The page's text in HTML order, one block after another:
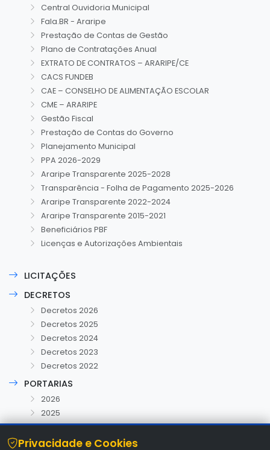
Central Ouvidoria Municipal
Fala.BR - Araripe
Prestação de Contas de Gestão
Plano de Contratações Anual
EXTRATO DE CONTRATOS – ARARIPE/CE
CACS FUNDEB
CAE – CONSELHO DE ALIMENTAÇÃO ESCOLAR
CME – ARARIPE
Gestão Fiscal
Prestação de Contas do Governo
Planejamento Municipal
PPA 2026-2029
Araripe Transparente 2025-2028
Transparência - Folha de Pagamento 2025-2026
Araripe Transparente 2022-2024
Araripe Transparente 2015-2021
Beneficiários PBF
Licenças e Autorizações Ambientais
LICITAÇÕES
DECRETOS
Decretos 2026
Decretos 2025
Decretos 2024
Decretos 2023
Decretos 2022
PORTARIAS
2026
2025
Privacidade e Cookies